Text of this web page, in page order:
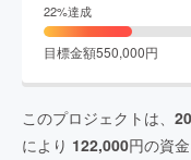
22%達成
目標金額550,000円
このプロジェクトは、
により 122,000円の資